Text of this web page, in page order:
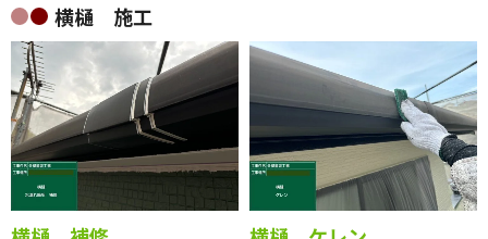
横樋 施工